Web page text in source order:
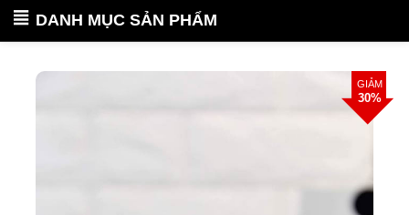
DANH MỤC SẢN PHẨM
GIẢM
30%